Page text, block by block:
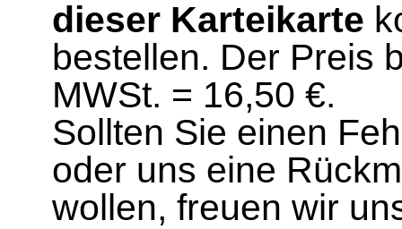
dieser Karteikarte
bestellen. Der Preis
MWSt. = 16,50 €.
Sollten Sie einen
oder uns eine
wollen, freuen wir